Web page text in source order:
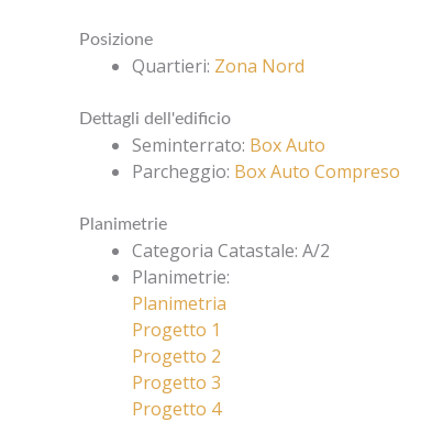
Posizione
Quartieri: Zona Nord
Dettagli dell'edificio
Seminterrato: Box Auto
Parcheggio: Box Auto Compreso
Planimetrie
Categoria Catastale: A/2
Planimetrie:
Planimetria
Progetto 1
Progetto 2
Progetto 3
Progetto 4